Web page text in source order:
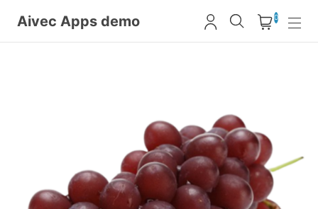
Aivec Apps demo 0